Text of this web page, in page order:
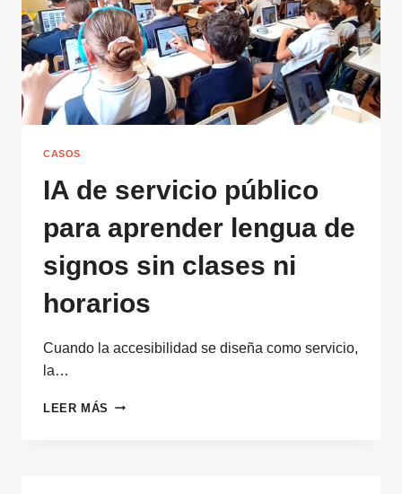
CASOS
IA de servicio público
para aprender lengua de
signos sin clases ni
horarios
Cuando la accesibilidad se diseña como servicio,
la…
LEER MÁS